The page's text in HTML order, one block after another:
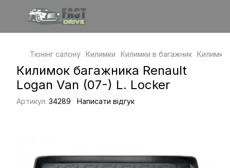
Тюнінг салону Килимки Килимки в багажник Килимки
Килимок багажника Renault
Logan Van (07-) L. Locker
Артикул: 34289 Написати відгук